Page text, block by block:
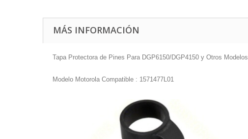
MÁS INFORMACIÓN
Tapa Protectora de Pines Para DGP6150/DGP4150 y Otros Modelos
Modelo Motorola Compatible : 1571477L01